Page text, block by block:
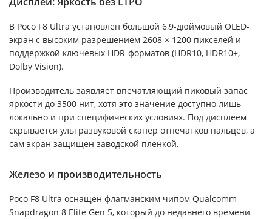
В Poco F8 Ultra установлен большой 6,9-дюймовый OLED-
экран с высоким разрешением 2608 × 1200 пикселей и
поддержкой ключевых HDR-форматов (HDR10, HDR10+,
Dolby Vision).
Производитель заявляет впечатляющий пиковый запас
яркости до 3500 нит, хотя это значение доступно лишь
локально и при специфических условиях. Под дисплеем
скрывается ультразвуковой сканер отпечатков пальцев, а
сам экран защищен заводской пленкой.
Железо и производительность
Poco F8 Ultra оснащен флагманским чипом Qualcomm
Snapdragon 8 Elite Gen 5, который до недавнего времени